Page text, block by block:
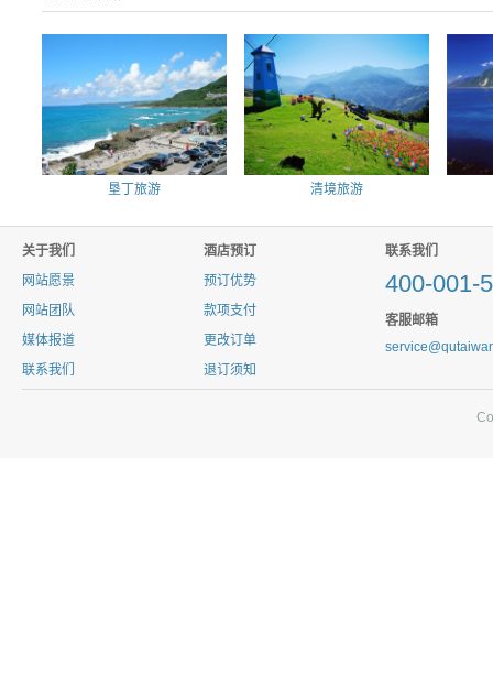
垦丁旅游 清境旅游
关于我们
网站愿景
网站团队
媒体报道
联系我们
酒店预订
预订优势
款项支付
更改订单
退订须知
联系我们
400-001-
客服邮箱